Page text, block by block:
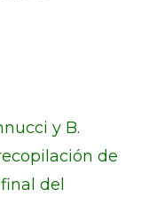
y B.
de
del